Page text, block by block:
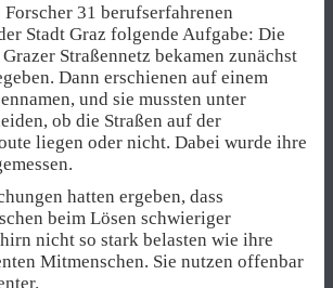
31 berufserfahrenen
Stadt Graz folgende Aufgabe: Die
Straßennetz bekamen zunächst
Dann erschienen auf einem
und sie mussten unter
ob die Straßen auf der
liegen oder nicht. Dabei wurde ihre
hatten ergeben, dass
beim Lösen schwieriger
nicht so stark belasten wie ihre
Mitmenschen. Sie nutzen offenbar